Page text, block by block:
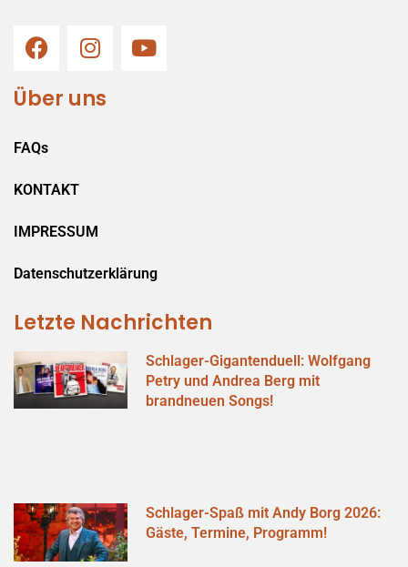
Über uns
FAQs
KONTAKT
IMPRESSUM
Datenschutzerklärung
Letzte Nachrichten
Schlager-Gigantenduell: Wolfgang
Petry und Andrea Berg mit
brandneuen Songs!
Schlager-Spaß mit Andy Borg 2026:
Gäste, Termine, Programm!